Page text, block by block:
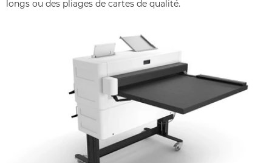
longs ou des pliages de cartes de qualité.